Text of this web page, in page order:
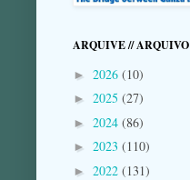
ARQUIVE // ARQUIVO
► 2026 (10)
► 2025 (27)
► 2024 (86)
► 2023 (110)
► 2022 (131)